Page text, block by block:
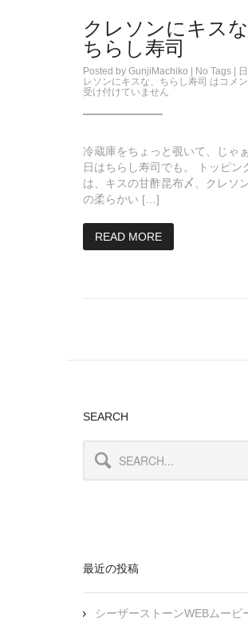
クレソンにキスな
ちらし寿司
Posted by GunjiMachiko | No Tags |
レソンにキスな、ちらし寿司 は コメ
受け付けていません
冷蔵庫をちょっと覗いて、じゃ
日はちらし寿司でも。 トッピン
は、キスの甘酢昆布〆、クレソ
の柔らかい […]
READ MORE
SEARCH
最近の投稿
シーザーストーンWEBムービ